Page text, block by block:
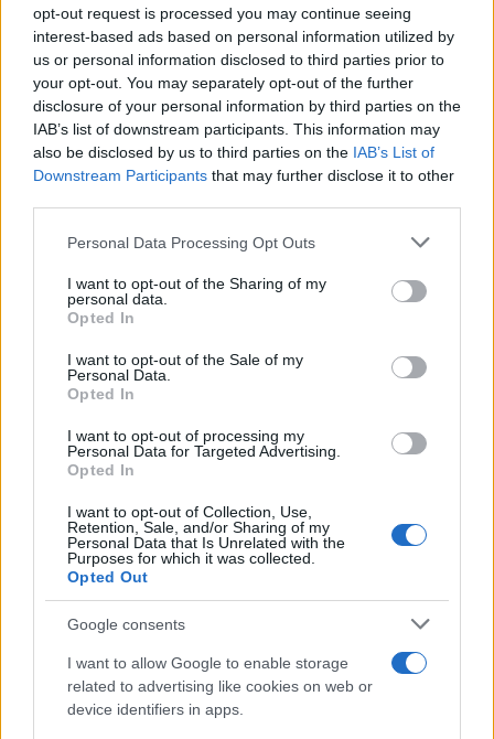
opt-out request is processed you may continue seeing
interest-based ads based on personal information utilized by
us or personal information disclosed to third parties prior to
your opt-out. You may separately opt-out of the further
disclosure of your personal information by third parties on the
IAB’s list of downstream participants. This information may
also be disclosed by us to third parties on the IAB’s List of
Downstream Participants that may further disclose it to other
Please note that this website/app uses one or more Google
not limited to your visit or usage behaviour. You may click to
grant or deny consent to Google and its third-party tags to
use your data for below specified purposes in below Google
consent section.
Personal Data Processing Opt Outs
I want to opt-out of the Sharing of my
personal data.
Opted In
I want to opt-out of the Sale of my
Personal Data.
Opted In
I want to opt-out of processing my
Personal Data for Targeted Advertising.
Opted In
I want to opt-out of Collection, Use,
Retention, Sale, and/or Sharing of my
Personal Data that Is Unrelated with the
Purposes for which it was collected.
Opted Out
Google consents
I want to allow Google to enable storage
related to advertising like cookies on web or
device identifiers in apps.
Fissa
una appuntamento